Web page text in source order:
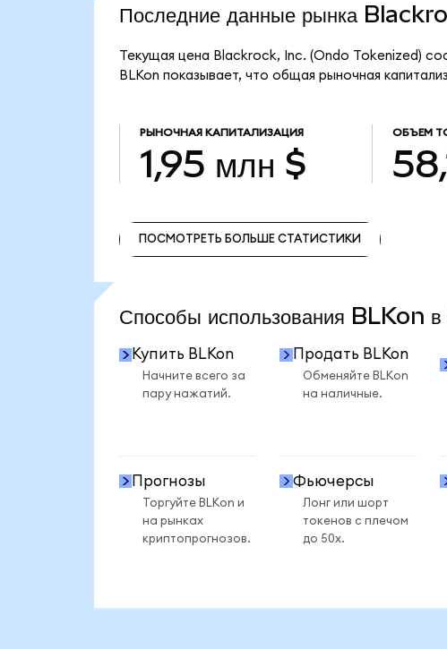
Последние данные рынка
Текущая цена Blackrock, Inc. (Ondo Tokenized)
BLKon показывает, что общая рыночная
РЫНОЧНАЯ КАПИТАЛИЗАЦИЯ
1,95 млн $
ОБЪЕМ
ПОСМОТРЕТЬ БОЛЬШЕ СТАТИСТИКИ
Способы использования
Купить BLKon
Начните всего за
пару нажатий.
Продать BLKon
Обменяйте BLKon
на наличные.
Прогнозы
Торгуйте BLKon и
на рынках
криптопрогнозов.
Фьючерсы
Лонг или шорт
токенов с плечом
до 50x.